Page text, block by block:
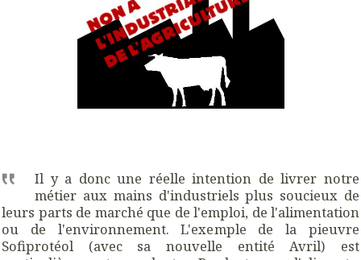
Il y a donc une réelle intention de livrer notre
métier aux mains d'industriels plus soucieux de
leurs parts de marché que de l'emploi, de l'alimentation
ou de l'environnement. L'exemple de la pieuvre
Sofiprotéol (avec sa nouvelle entité Avril) est